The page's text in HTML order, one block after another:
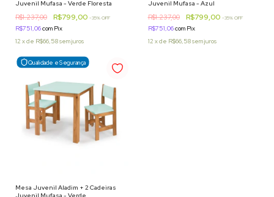
Juvenil Mufasa - Verde Floresta
R$1.237,00 R$799,00 -35% OFF
R$751,06com Pix
12 xde R$66,58sem juros
Juvenil Mufasa - Azul
R$1.237,00 R$799,00 -35% OFF
R$751,06com Pix
12 xde R$66,58sem juros
Qualidade e Segurança
Mesa Juvenil Aladim + 2 Cadeiras